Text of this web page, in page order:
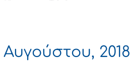
Αυγούστου, 2018